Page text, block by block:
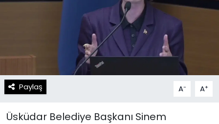
Paylaş A- A+
Üsküdar Belediye Başkanı Sinem
Gizlilik Sözleşmesi